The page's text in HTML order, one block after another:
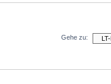
Gehe zu: